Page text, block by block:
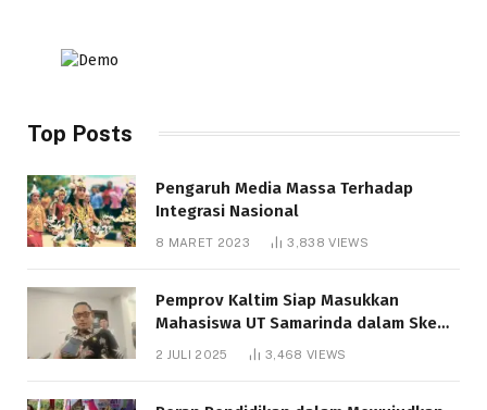
Top Posts
Pengaruh Media Massa Terhadap
Integrasi Nasional
8 MARET 2023 3,838VIEWS
Pemprov Kaltim Siap Masukkan
Mahasiswa UT Samarinda dalam Skema
Bantuan Pendidikan Gratispol
2 JULI 2025 3,468 VIEWS